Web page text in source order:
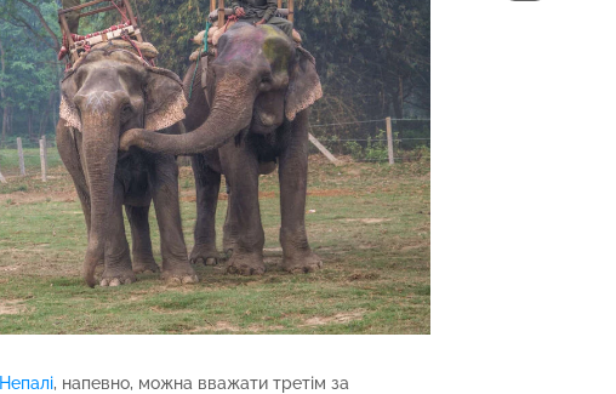
Непалі, напевно, можна вважати третім за